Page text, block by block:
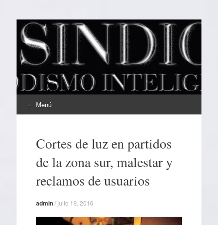
EL SINDICAL
Periodismo Inteligente
Menú
contenidoCortes de luz en partidos
de la zona sur, malestar y
reclamos de usuarios
admin/julio 19, 2016